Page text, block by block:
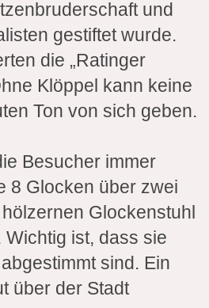
und
gestiftet wurde.
die „Ratinger
Klöppel kann keine
Ton von sich geben.
Besucher immer
8 Glocken über zwei
Glockenstuhl
ist, dass sie
sind. Ein
über der Stadt